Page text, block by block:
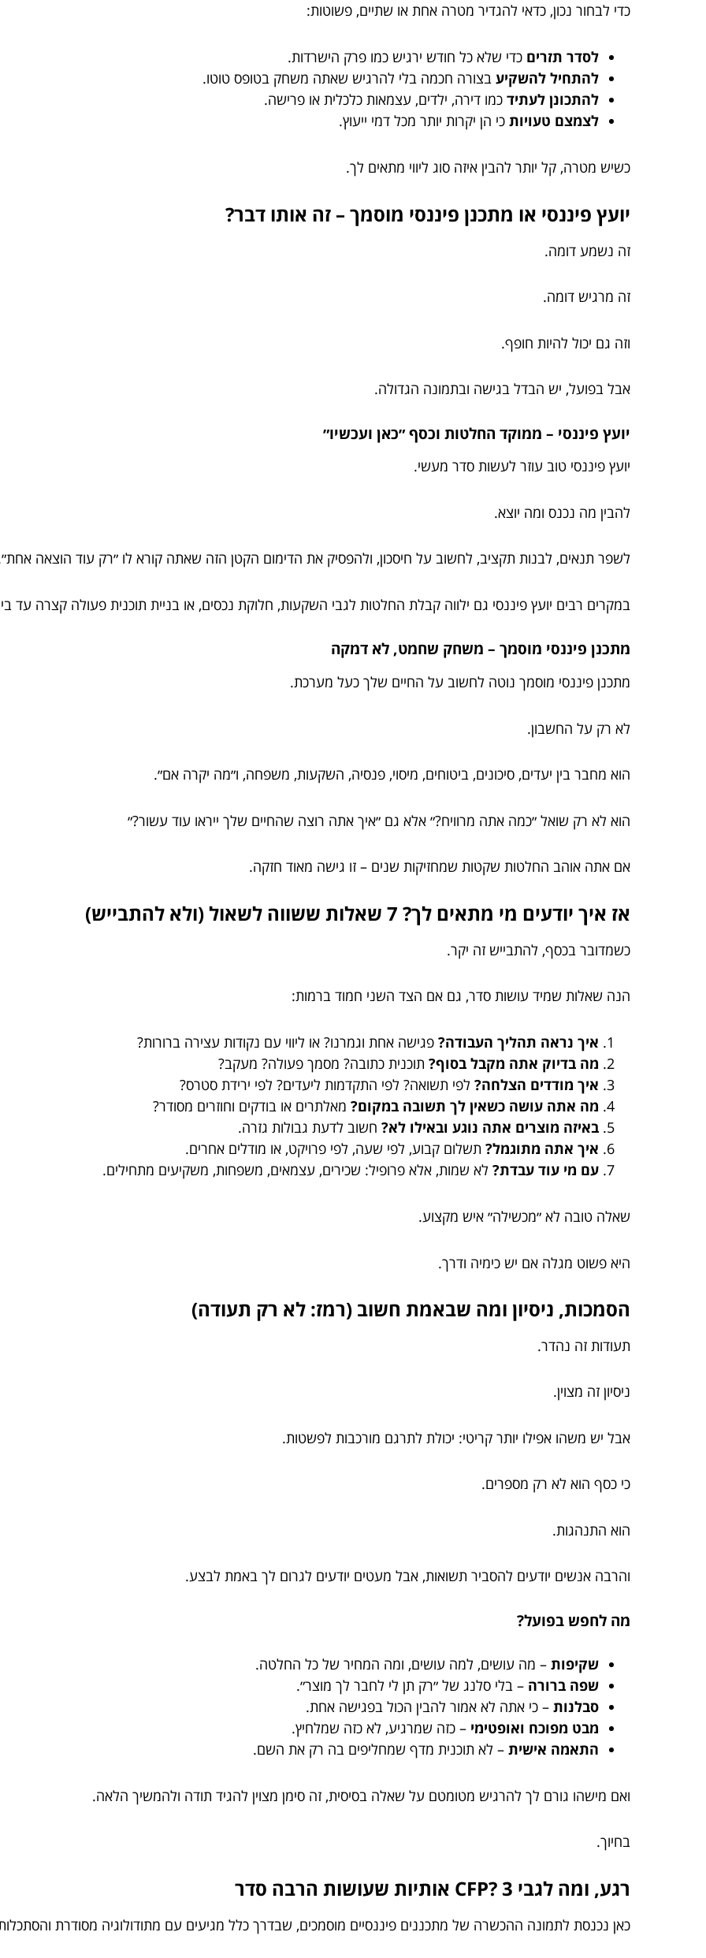
כדי לבחור נכון, כדאי להגדיר מטרה אחת או שתיים, פשוטות:
לסדר תזרים כדי שלא כל חודש ירגיש כמו פרק הישרדות.
להתחיל להשקיע בצורה חכמה בלי להרגיש שאתה משחק בטופס טוטו.
להתכונן לעתיד כמו דירה, ילדים, עצמאות כלכלית או פרישה.
לצמצם טעויות כי הן יקרות יותר מכל דמי ייעוץ.
כשיש מטרה, קל יותר להבין איזה סוג ליווי מתאים לך.
יועץ פיננסי או מתכנן פיננסי מוסמך – זה אותו דבר?
זה נשמע דומה.
זה מרגיש דומה.
וזה גם יכול להיות חופף.
אבל בפועל, יש הבדל בגישה ובתמונה הגדולה.
יועץ פיננסי – ממוקד החלטות וכסף ״כאן ועכשיו״
יועץ פיננסי טוב עוזר לעשות סדר מעשי.
להבין מה נכנס ומה יוצא.
לשפר תנאים, לבנות תקציב, לחשוב על חיסכון, ולהפסיק את הדימום הקטן הזה שאתה קורא לו ״רק עוד הוצאה
במקרים רבים יועץ פיננסי גם ילווה קבלת החלטות לגבי השקעות, חלוקת נכסים, או בניית תוכנית פעולה קצרה עד
מתכנן פיננסי מוסמך – משחק שחמט, לא דמקה
מתכנן פיננסי מוסמך נוטה לחשוב על החיים שלך כעל מערכת.
לא רק על החשבון.
הוא מחבר בין יעדים, סיכונים, ביטוחים, מיסוי, פנסיה, השקעות, משפחה, ו״מה יקרה אם״.
הוא לא רק שואל ״כמה אתה מרוויח?״ אלא גם ״איך אתה רוצה שהחיים שלך ייראו עוד עשור?״
אם אתה אוהב החלטות שקטות שמחזיקות שנים – זו גישה מאוד חזקה.
אז איך יודעים מי מתאים לך? 7 שאלות ששווה לשאול (ולא להתבייש)
כשמדובר בכסף, להתבייש זה יקר.
הנה שאלות שמיד עושות סדר, גם אם הצד השני חמוד ברמות:
איך נראה תהליך העבודה? פגישה אחת וגמרנו? או ליווי עם נקודות עצירה ברורות?
מה בדיוק אתה מקבל בסוף? תוכנית כתובה? מסמך פעולה? מעקב?
איך מודדים הצלחה? לפי תשואה? לפי התקדמות ליעדים? לפי ירידת סטרס?
מה אתה עושה כשאין לך תשובה במקום? מאלתרים או בודקים וחוזרים מסודר?
באיזה מוצרים אתה נוגע ובאילו לא? חשוב לדעת גבולות גזרה.
איך אתה מתוגמל? תשלום קבוע, לפי שעה, לפי פרויקט, או מודלים אחרים.
עם מי עוד עבדת? לא שמות, אלא פרופיל: שכירים, עצמאים, משפחות, משקיעים מתחילים.
שאלה טובה לא ״מכשילה״ איש מקצוע.
היא פשוט מגלה אם יש כימיה ודרך.
הסמכות, ניסיון ומה שבאמת חשוב (רמז: לא רק תעודה)
תעודות זה נהדר.
ניסיון זה מצוין.
אבל יש משהו אפילו יותר קריטי: יכולת לתרגם מורכבות לפשטות.
כי כסף הוא לא רק מספרים.
הוא התנהגות.
והרבה אנשים יודעים להסביר תשואות, אבל מעטים יודעים לגרום לך באמת לבצע.
מה לחפש בפועל?
שקיפות – מה עושים, למה עושים, ומה המחיר של כל החלטה.
שפה ברורה – בלי סלנג של ״רק תן לי לחבר לך מוצר״.
סבלנות – כי אתה לא אמור להבין הכול בפגישה אחת.
מבט מפוכח ואופטימי – כזה שמרגיע, לא כזה שמלחיץ.
התאמה אישית – לא תוכנית מדף שמחליפים בה רק את השם.
ואם מישהו גורם לך להרגיש מטומטם על שאלה בסיסית, זה סימן מצוין להגיד תודה ולהמשיך הלאה.
בחיוך.
רגע, ומה לגבי CFP? 3 אותיות שעושות הרבה סדר
כאן נכנסת לתמונה ההכשרה של מתכננים פיננסיים מוסמכים, שבדרך כלל מגיעים עם מתודולוגיה מסודרת